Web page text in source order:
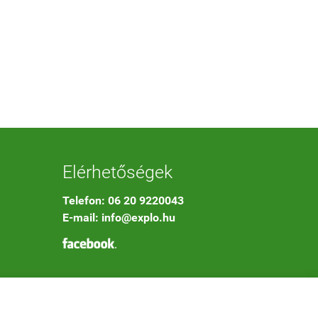
Elérhetőségek
Telefon: 06 20 9220043
E-mail: info@explo.hu